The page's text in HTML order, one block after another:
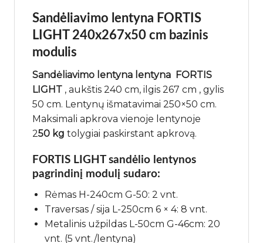
Sandėliavimo lentyna FORTIS
LIGHT 240x267x50 cm bazinis
modulis
Sandėliavimo lentyna lentyna FORTIS
LIGHT , aukštis 240 cm, ilgis 267 cm , gylis
50 cm. Lentynų išmatavimai 250×50 cm.
Maksimali apkrova vienoje lentynoje
250 kg tolygiai paskirstant apkrovą.
FORTIS LIGHT sandėlio lentynos
pagrindinį modulį sudaro:
Rėmas H-240cm G-50: 2 vnt.
Traversas / sija L-250cm 6 × 4: 8 vnt.
Metalinis užpildas L-50cm G-46cm: 20
vnt. (5 vnt./lentyna)